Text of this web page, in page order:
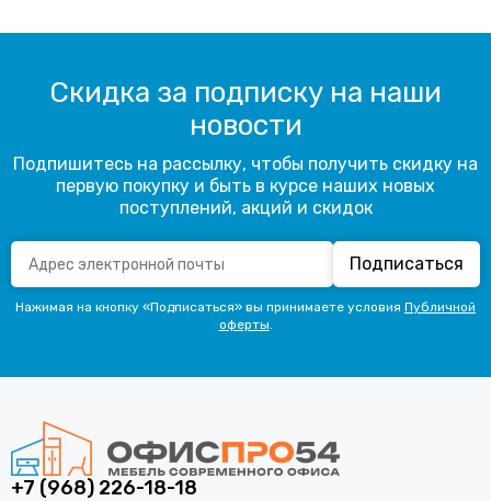
Скидка за подписку на наши
новости
Подпишитесь на рассылку, чтобы получить скидку на
первую покупку и быть в курсе наших новых
поступлений, акций и скидок
Подписаться
Нажимая на кнопку «Подписаться» вы принимаете условия Публичной
оферты.
+7 (968) 226-18-18